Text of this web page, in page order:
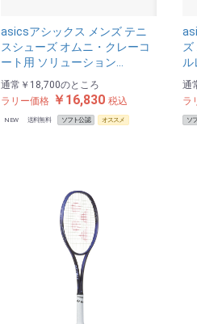
asicsアシックス メンズ テニ
スシューズ オムニ・クレーコ
ート用 ソリューション…
通常 ￥18,700のところ
ラリー価格 ￥16,830税込
NEW 送料無料 ソフト公認 オススメ
ズ
ル
通
ラ
ソ